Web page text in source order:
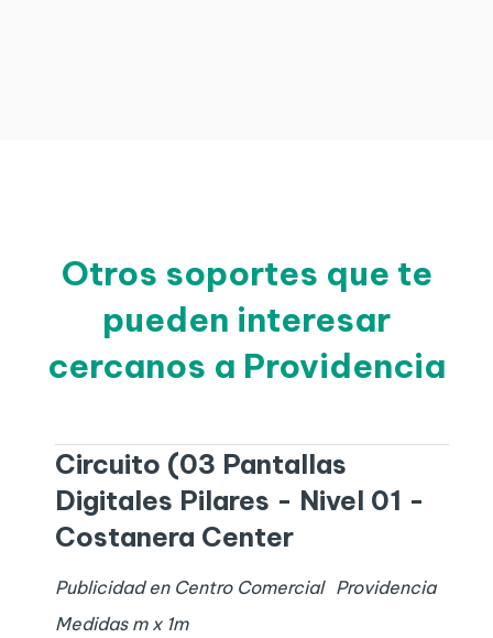
Otros soportes que te
pueden interesar
cercanos a Providencia
Circuito (03 Pantallas
Digitales Pilares - Nivel 01 -
Costanera Center
Publicidad en Centro Comercial
Providencia
Medidas m x 1m